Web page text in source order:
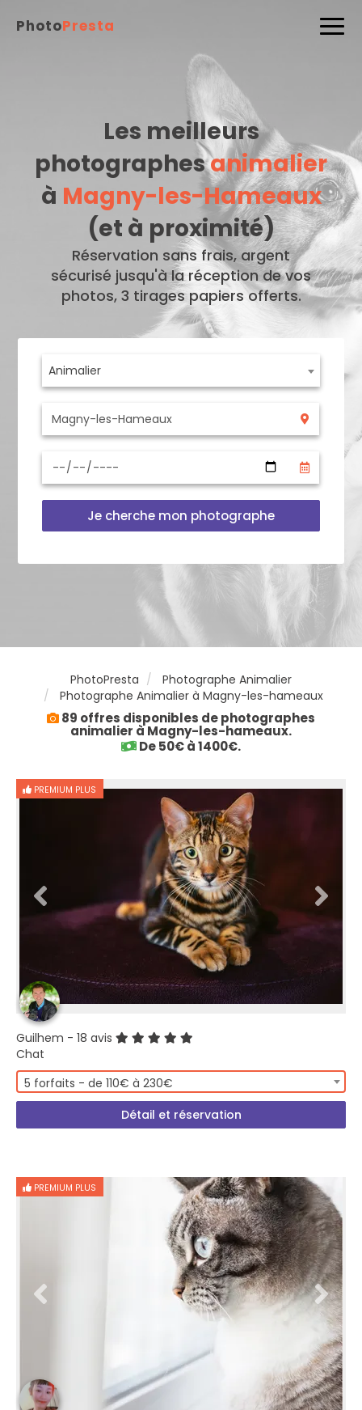
PhotoPresta
Les meilleurs
photographesanimalier
à Magny-les-Hameaux
(et à proximité)
Réservation sans frais, argent
sécurisé jusqu'à la réception de vos
photos, 3 tirages papiers offerts.
Animalier
Je cherche mon photographe
PhotoPresta
Photographe Animalier
Photographe Animalier à Magny-les-hameaux
89 offres disponibles de photographes
animalier à Magny-les-hameaux.
De 50€ à 1400€.
PREMIUM PLUS
Guilhem - 18 avis
Chat
5 forfaits - de 110€ à 230€
Détail et réservation
PREMIUM PLUS